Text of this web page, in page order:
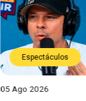
Espectáculos
05 Ago 2026